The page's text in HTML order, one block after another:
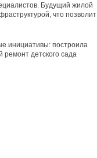
Будущий жилой
что позволит
инициативы: построила
детского сада